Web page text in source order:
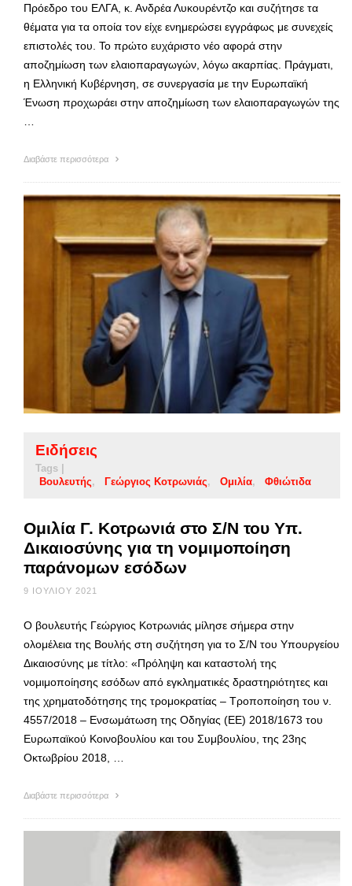
Πρόεδρο του ΕΛΓΑ, κ. Ανδρέα Λυκουρέντζο και συζήτησε τα
θέματα για τα οποία τον είχε ενημερώσει εγγράφως με συνεχείς
επιστολές του. Το πρώτο ευχάριστο νέο αφορά στην
αποζημίωση των ελαιοπαραγωγών, λόγω ακαρπίας. Πράγματι,
η Ελληνική Κυβέρνηση, σε συνεργασία με την Ευρωπαϊκή
Ένωση προχωράει στην αποζημίωση των ελαιοπαραγωγών της
Διαβάστε περισσότερα
Ειδήσεις
Tags |
Βουλευτής
Γεώργιος Κοτρωνιάς Ομιλία Φθιώτιδα
Ομιλία Γ. Κοτρωνιά στο Σ/Ν του Υπ.
Δικαιοσύνης για τη νομιμοποίηση
παράνομων εσόδων
9 ΙΟΥΛΊΟΥ 2021
O βουλευτής Γεώργιος Κοτρωνιάς μίλησε σήμερα στην
ολομέλεια της Βουλής στη συζήτηση για το Σ/Ν του Υπουργείου
Δικαιοσύνης με τίτλο: «Πρόληψη και καταστολή της
νομιμοποίησης εσόδων από εγκληματικές δραστηριότητες και
της χρηματοδότησης της τρομοκρατίας – Τροποποίηση του ν.
4557/2018 – Ενσωμάτωση της Οδηγίας (ΕΕ) 2018/1673 του
Ευρωπαϊκού Κοινοβουλίου και του Συμβουλίου, της 23ης
Οκτωβρίου 2018, …
Διαβάστε περισσότερα